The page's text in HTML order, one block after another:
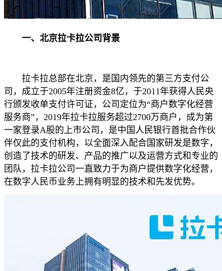
一、北京拉卡拉公司背景
拉卡拉总部在北京，是国内领先的第三方支付公
司，成立于2005年注册资金8亿，于2011年获得人民央
行颁发收单支付许可证，公司定位为“商户数字化经营
服务商”，2019年拉卡拉服务超过2700万商户，成为第
一家登录A股的上市公司，是中国人民银行首批合作伙
伴仅此的支付机构，以全面深入配合国家研发是数字，
创造了技术的研发、产品的推广以及运营方式和专业的
团队，拉卡拉公司一直致力于为商户提供数字化经营，
在数字人民币业务上拥有明显的技术和先发优势。